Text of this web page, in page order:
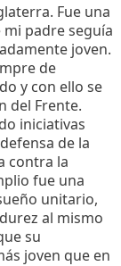
Fue una
padre seguía
joven.
de
y con ello se
del Frente.
iniciativas
de la
contra la
fue una
unitario,
al mismo
su
joven que en